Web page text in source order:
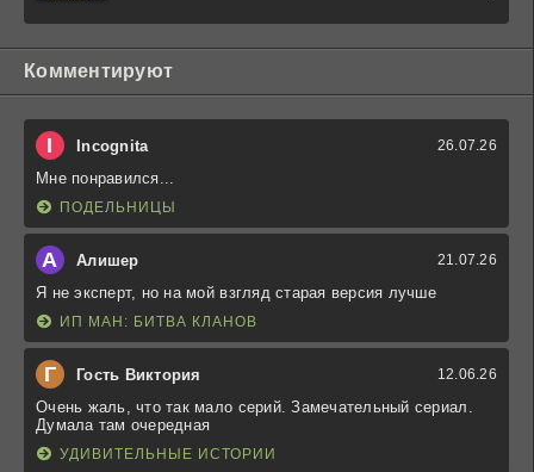
Комментируют
I Incognita 26.07.26
Мне понравился...
ПОДЕЛЬНИЦЫ
А Алишер 21.07.26
Я не эксперт, но на мой взгляд старая версия лучше
ИП МАН: БИТВА КЛАНОВ
Г Гость Виктория 12.06.26
Очень жаль, что так мало серий. Замечательный сериал.
Думала там очередная
УДИВИТЕЛЬНЫЕ ИСТОРИИ